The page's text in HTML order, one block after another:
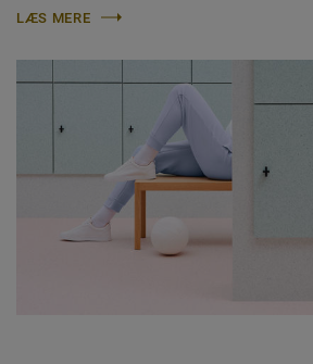
LÆS MERE